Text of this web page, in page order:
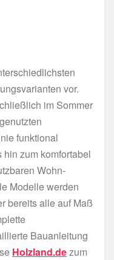
vor.
im Sommer
funktional
zum komfortabel
Wohn-
Modelle werden
bereits alle auf Maß
Bauanleitung
Holzland.dezum